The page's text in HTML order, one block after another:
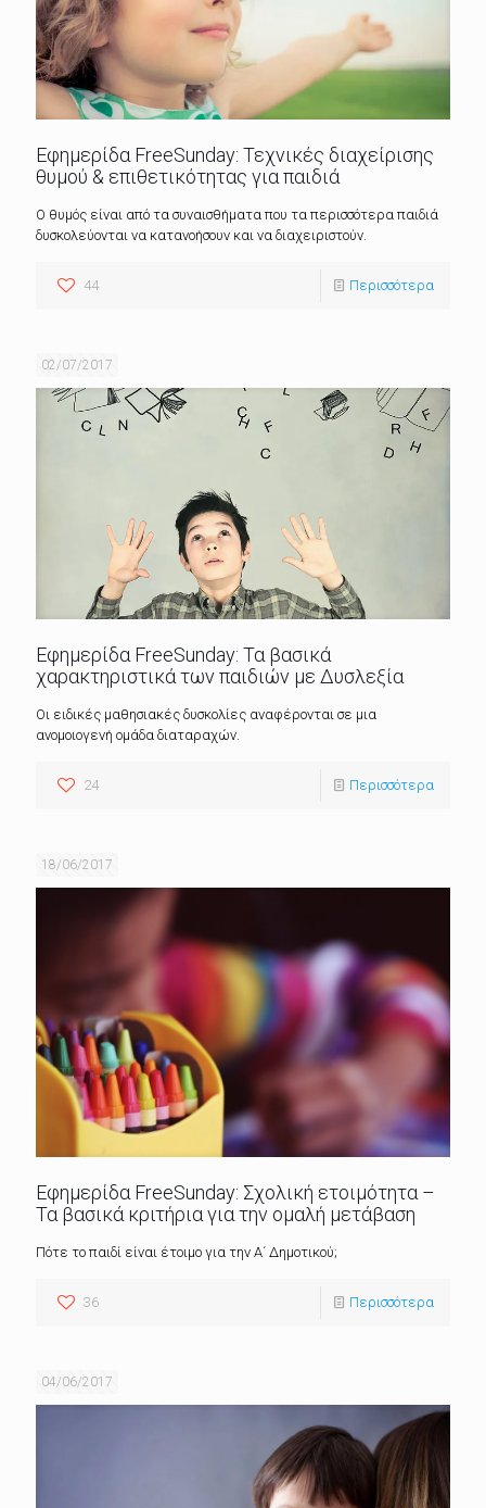
Εφημερίδα FreeSunday: Τεχνικές διαχείρισης
θυμού & επιθετικότητας για παιδιά
Ο θυμός είναι από τα συναισθήματα που τα περισσότερα παιδιά
δυσκολεύονται να κατανοήσουν και να διαχειριστούν.
44 Περισσότερα
02/07/2017
Εφημερίδα FreeSunday: Τα βασικά
χαρακτηριστικά των παιδιών με Δυσλεξία
Οι ειδικές μαθησιακές δυσκολίες αναφέρονται σε μια
ανομοιογενή ομάδα διαταραχών.
24 Περισσότερα
18/06/2017
Εφημερίδα FreeSunday: Σχολική ετοιμότητα –
Τα βασικά κριτήρια για την ομαλή μετάβαση
Πότε το παιδί είναι έτοιμο για την Α΄ Δημοτικού;
36 Περισσότερα
04/06/2017